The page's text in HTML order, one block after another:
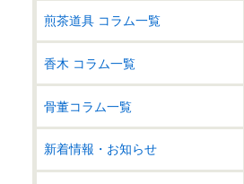
煎茶道具 コラム一覧
香木 コラム一覧
骨董コラム一覧
新着情報・お知らせ